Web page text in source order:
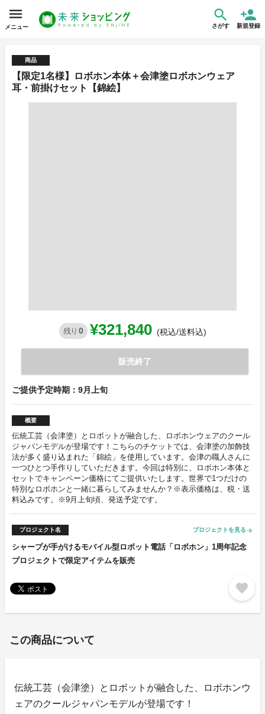
メニュー さがす 新規登録
商品
【限定1名様】ロボホン本体＋会津塗ロボホンウェア
耳・前掛けセット【錦絵】
残り 0 ¥321,840 (税込/送料込)
販売終了
ご提供予定時期：9月上旬
概要
伝統工芸（会津塗）とロボットが融合した、ロボホンウェアのクール
ジャパンモデルが登場です！こちらのチケットでは、会津塗の加飾技
法が多く盛り込まれた「錦絵」を使用しています。会津の職人さんに
一つひとつ手作りしていただきます。今回は特別に、ロボホン本体と
セットでキャンペーン価格にてご提供いたします。世界で1つだけの
特別なロボホンと一緒に暮らしてみませんか？※表示価格は、税・送
料込みです。※9月上旬頃、発送予定です。
プロジェクト名 プロジェクトを見る arrow_forward
シャープが手がけるモバイル型ロボット電話「ロボホン」1周年記念
プロジェクトで限定アイテムを販売
favorite
この商品について
伝統工芸（会津塗）とロボットが融合した、ロボホンウ
ェアのクールジャパンモデルが登場です！